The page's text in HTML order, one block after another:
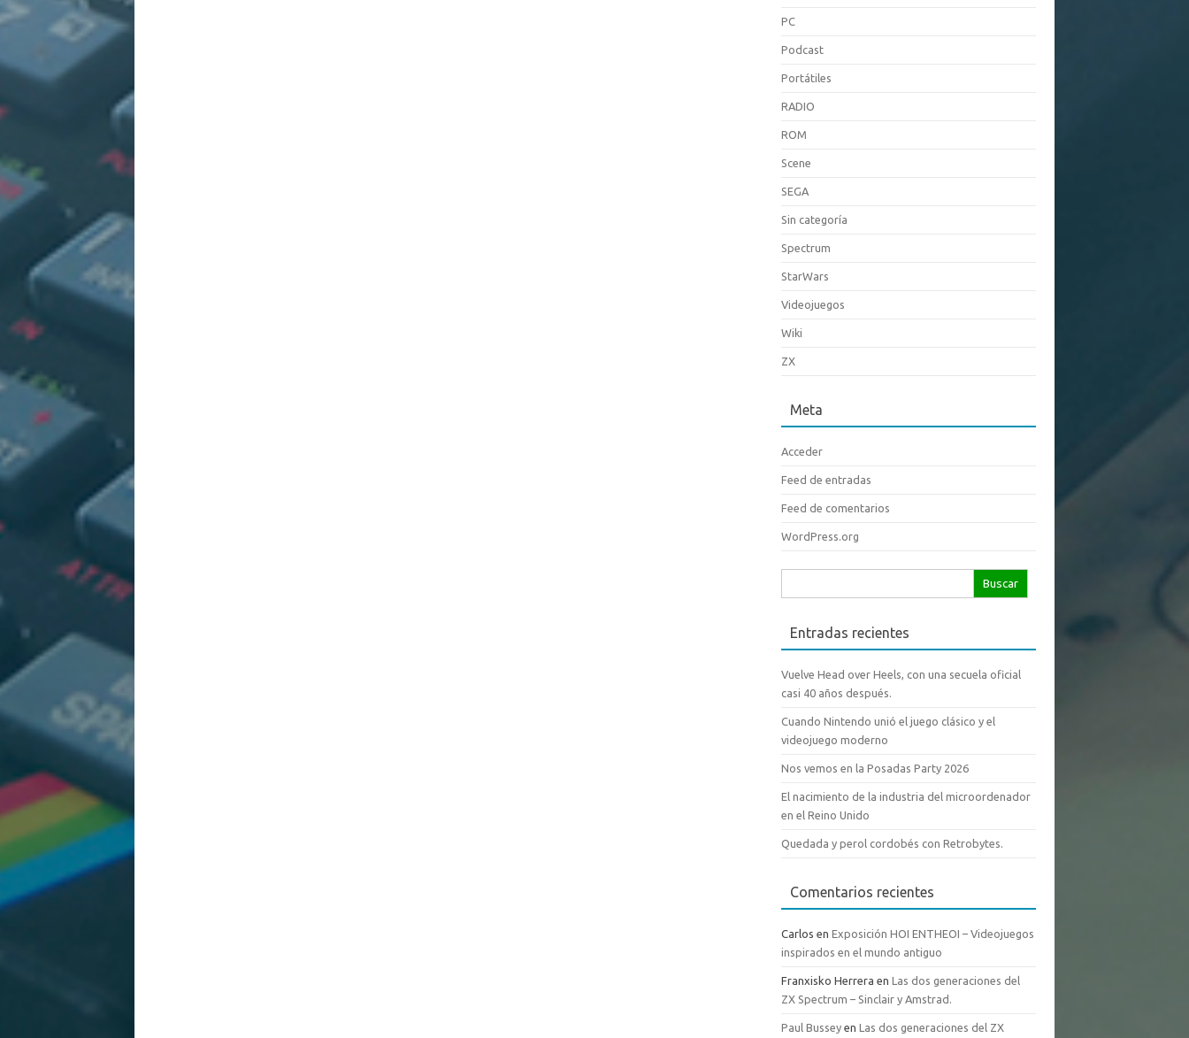
PC
Podcast
Portátiles
RADIO
ROM
Scene
SEGA
Sin categoría
Spectrum
StarWars
Videojuegos
Wiki
ZX
Meta
Acceder
Feed de entradas
Feed de comentarios
WordPress.org
Entradas recientes
Vuelve Head over Heels, con una secuela oficial
casi 40 años después.
Cuando Nintendo unió el juego clásico y el
videojuego moderno
Nos vemos en la Posadas Party 2026
El nacimiento de la industria del microordenador
en el Reino Unido
Quedada y perol cordobés con Retrobytes.
Comentarios recientes
Carlos en Exposición HOI ENTHEOI – Videojuegos
inspirados en el mundo antiguo
Franxisko Herrera en Las dos generaciones del
ZX Spectrum – Sinclair y Amstrad.
Paul Busseyen Las dos generaciones del ZX